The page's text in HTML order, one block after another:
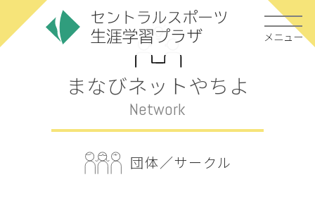
メニュー
まなびネットやちよ
Network
団体／サークル